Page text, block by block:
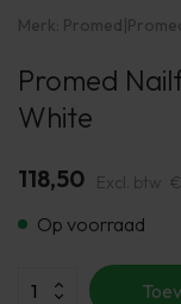
Merk: Promed|
Promed
White
118,50 Excl. btw
Op voorraad